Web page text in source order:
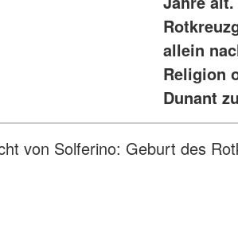
allein
Religion
Dunant
von Solferino: Geburt des